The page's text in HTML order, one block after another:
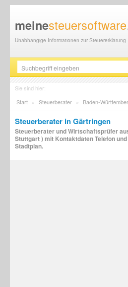
meinesteuersoftware
Unabhängige Informationen zur Steuererklärung
Steuersoftware
Steuererklärung
Steuer-News
Finanzamt
Sie sind hier:
Start » Steuerberater » Baden-
Steuerberater in Gärtringen
Steuerberater und Wirtschaftsprüfer
Stuttgart ) mit Kontaktdaten Telefon
Stadtplan.